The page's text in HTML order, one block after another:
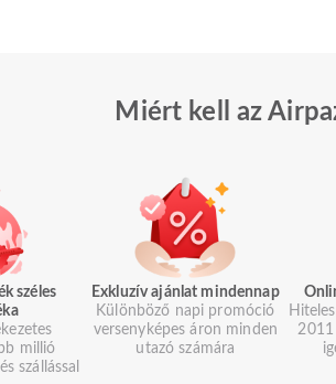
Miért kell az
széles
millió
szállással
Exkluzív ajánlat mindennap
Különböző napi promóció
versenyképes áron minden
utazó számára
2011